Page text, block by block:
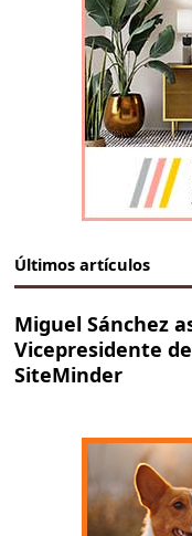
Últimos artículos
Miguel Sánchez
Vicepresidente
SiteMinder